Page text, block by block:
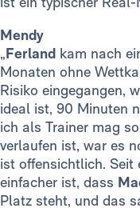
Mendy
„Ferland kam nach
Monaten ohne
Risiko eingegangen,
ideal ist, 90 Minuten
ich als Trainer mag
verlaufen ist, war es
ist offensichtlich. Seit
einfacher ist, dass
Platz steht, und das